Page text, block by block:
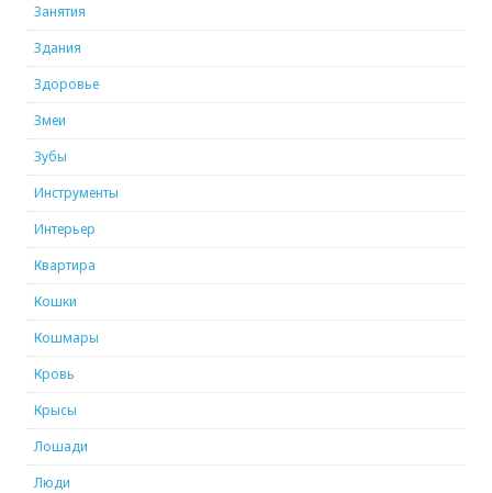
Занятия
Здания
Здоровье
Змеи
Зубы
Инструменты
Интерьер
Квартира
Кошки
Кошмары
Кровь
Крысы
Лошади
Люди